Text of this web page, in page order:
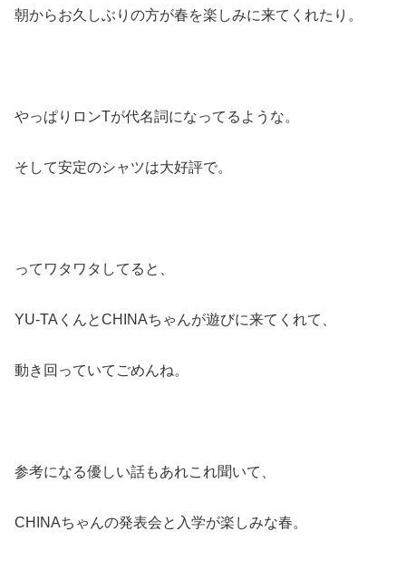
朝からお久しぶりの方が春を楽しみに来てくれたり。
やっぱりロンTが代名詞になってるような。
そして安定のシャツは大好評で。
ってワタワタしてると、
YU-TAくんとCHINAちゃんが遊びに来てくれて、
動き回っていてごめんね。
参考になる優しい話もあれこれ聞いて、
CHINAちゃんの発表会と入学が楽しみな春。